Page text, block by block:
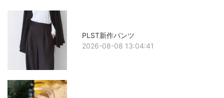
PLST新作パンツ
2026-08-08 13:04:41